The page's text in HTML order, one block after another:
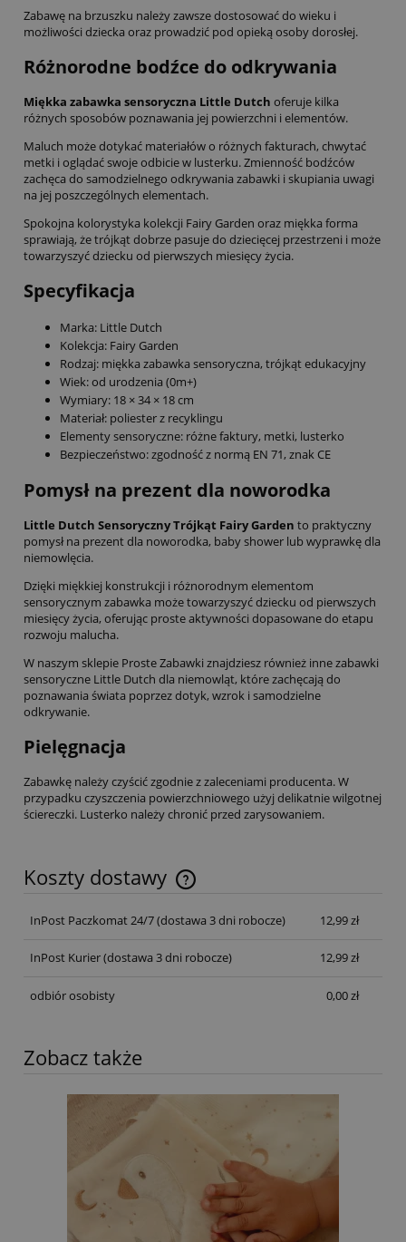
Zabawę na brzuszku należy zawsze dostosować do wieku i
możliwości dziecka oraz prowadzić pod opieką osoby dorosłej.
Różnorodne bodźce do odkrywania
Miękka zabawka sensoryczna Little Dutch oferuje kilka
różnych sposobów poznawania jej powierzchni i elementów.
Maluch może dotykać materiałów o różnych fakturach, chwytać
metki i oglądać swoje odbicie w lusterku. Zmienność bodźców
zachęca do samodzielnego odkrywania zabawki i skupiania uwagi
na jej poszczególnych elementach.
Spokojna kolorystyka kolekcji Fairy Garden oraz miękka forma
sprawiają, że trójkąt dobrze pasuje do dziecięcej przestrzeni i może
towarzyszyć dziecku od pierwszych miesięcy życia.
Specyfikacja
Marka: Little Dutch
Kolekcja: Fairy Garden
Rodzaj: miękka zabawka sensoryczna, trójkąt edukacyjny
Wiek: od urodzenia (0m+)
Wymiary: 18 × 34 × 18 cm
Materiał: poliester z recyklingu
Elementy sensoryczne: różne faktury, metki, lusterko
Bezpieczeństwo: zgodność z normą EN 71, znak CE
Pomysł na prezent dla noworodka
Little Dutch Sensoryczny Trójkąt Fairy Garden to praktyczny
pomysł na prezent dla noworodka, baby shower lub wyprawkę dla
niemowlęcia.
Dzięki miękkiej konstrukcji i różnorodnym elementom
sensorycznym zabawka może towarzyszyć dziecku od pierwszych
miesięcy życia, oferując proste aktywności dopasowane do etapu
rozwoju malucha.
W naszym sklepie Proste Zabawki znajdziesz również inne zabawki
sensoryczne Little Dutch dla niemowląt, które zachęcają do
poznawania świata poprzez dotyk, wzrok i samodzielne
odkrywanie.
Pielęgnacja
Zabawkę należy czyścić zgodnie z zaleceniami producenta. W
przypadku czyszczenia powierzchniowego użyj delikatnie wilgotnej
ściereczki. Lusterko należy chronić przed zarysowaniem.
Koszty dostawy
InPost Paczkomat 24/7(dostawa 3 dni robocze) 12,99 zł
InPost Kurier(dostawa 3 dni robocze) 12,99 zł
odbiór osobisty 0,00 zł
Zobacz także